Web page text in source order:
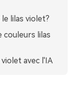
lilas violet?
couleurs lilas
avec l'IA